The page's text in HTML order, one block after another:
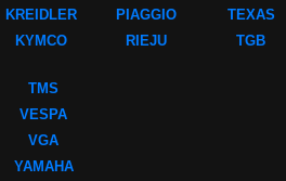
KREIDLER
KYMCO
PIAGGIO
RIEJU
TEXAS
TGB
TMS
VESPA
VGA
YAMAHA